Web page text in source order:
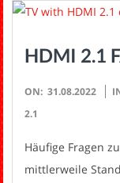
HDMI 2.1
2022-
08-
ON: 31.08.2022
2.1
Häufige Fragen
mittlerweile